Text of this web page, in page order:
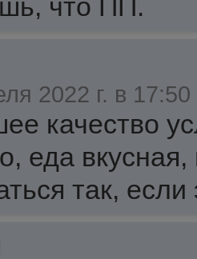
что ПП.
2022 г. в 17:50
качество
еда
так,